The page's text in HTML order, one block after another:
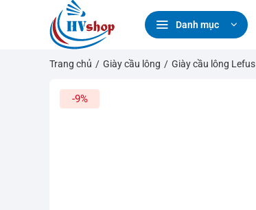
Danh mục
Trang chủ / Giày cầu lông / Giày cầu lông Lefus
-9%